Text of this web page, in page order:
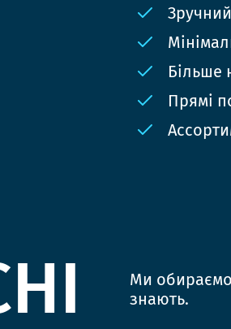
Більше
Прямі
Ми обираємо
знають.